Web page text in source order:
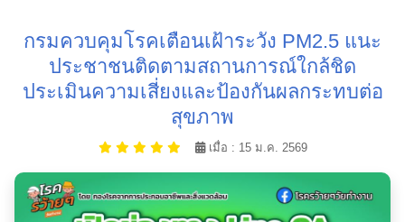
กรมควบคุมโรคเตือนเฝ้าระวัง PM2.5 แนะ
ประชาชนติดตามสถานการณ์ใกล้ชิด
ประเมินความเสี่ยงและป้องกันผลกระทบต่อ
สุขภาพ
เมื่อ : 15 ม.ค. 2569